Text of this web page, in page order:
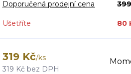
Doporučená prodejní cena
Ušetříte 80
319 Kč/ks
319 Kč bez DPH